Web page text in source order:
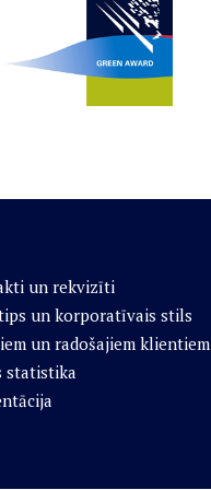
un rekvizīti
un korporatīvais stils
un radošajiem klientiem
statistika